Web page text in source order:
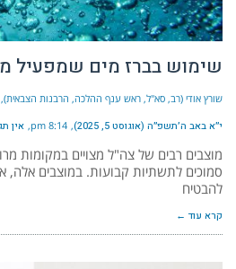
שימוש בברז מים
שורץ אודי (רב, סא"ל, ראש ענף ההלכה, הרבנות הצבאית)
י״א באב ה׳תשפ״ה (אוגוסט 5, 2025) 8:14 pm אין
מוצבים רבים של צה"ל מצויים במקומות
סמוכים לתשתיות קבועות. במוצבים אלה,
להבטיח
קרא עוד ←